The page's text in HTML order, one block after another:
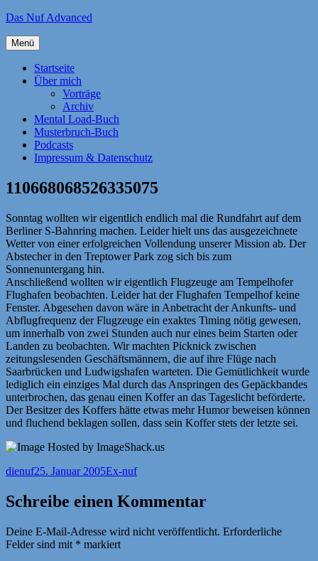
Zum
springen
Das Nuf Advanced
Menü
Startseite
Über mich
Vorträge
Archiv
Mental Load-Buch
Musterbruch-Buch
Podcasts
Impressum & Datenschutz
110668068526335075
Sonntag wollten wir eigentlich endlich mal die Rundfahrt auf dem
Berliner S-Bahnring machen. Leider hielt uns das ausgezeichnete
Wetter von einer erfolgreichen Vollendung unserer Mission ab. Der
Abstecher in den Treptower Park zog sich bis zum
Sonnenuntergang hin.
Anschließend wollten wir eigentlich Flugzeuge am Tempelhofer
Flughafen beobachten. Leider hat der Flughafen Tempelhof keine
Fenster. Abgesehen davon wäre in Anbetracht der Ankunfts- und
Abflugfrequenz der Flugzeuge ein exaktes Timing nötig gewesen,
um innerhalb von zwei Stunden auch nur eines beim Starten oder
Landen zu beobachten. Wir machten Picknick zwischen
zeitungslesenden Geschäftsmännern, die auf ihre Flüge nach
Saarbrücken und Ludwigshafen warteten. Die Gemütlichkeit wurde
lediglich ein einziges Mal durch das Anspringen des Gepäckbandes
unterbrochen, das genau einen Koffer an das Tageslicht beförderte.
Der Besitzer des Koffers hätte etwas mehr Humor beweisen können
und fluchend beklagen sollen, dass sein Koffer stets der letzte sei.
Autor
dienufVeröffentlicht
25. Januar 2005Kategorien
Ex-nuf
Schreibe einen Kommentar
Deine E-Mail-Adresse wird nicht veröffentlicht. Erforderliche
Felder sind mit * markiert